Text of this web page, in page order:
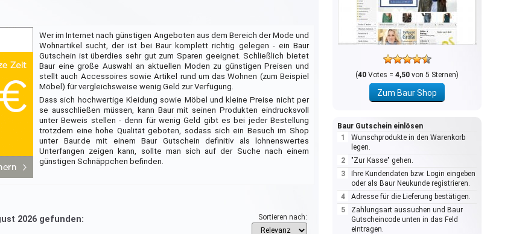
Wer im Internet nach günstigen Angeboten aus dem Bereich der Mode und
Wohnartikel sucht, der ist bei Baur komplett richtig gelegen - ein Baur
Gutschein ist überdies sehr gut zum Sparen geeignet. Schließlich bietet
Baur eine große Auswahl an aktuellen Moden zu günstigen Preisen und
stellt auch Accessoires sowie Artikel rund um das Wohnen (zum Beispiel
Möbel) für vergleichsweise wenig Geld zur Verfügung.
Dass sich hochwertige Kleidung sowie Möbel und kleine Preise nicht per
se ausschließen müssen, kann Baur mit seinen Produkten eindrucksvoll
unter Beweis stellen - denn für wenig Geld gibt es bei jeder Bestellung
trotzdem eine hohe Qualität geboten, sodass sich ein Besuch im Shop
unter Baur.de mit einem Baur Gutschein definitiv als lohnenswertes
Unterfangen zeigen kann, sollte man sich auf der Suche nach einem
günstigen Schnäppchen befinden.
2026 gefunden: Sortieren nach:
(40 Votes = 4,50 von 5 Sternen)
Zum Baur Shop
Baur Gutschein einlösen
Wunschprodukte in den Warenkorb
legen.
"Zur Kasse" gehen.
Ihre Kundendaten bzw. Login eingeben
oder als Baur Neukunde registrieren.
Adresse für die Lieferung bestätigen.
Zahlungsart aussuchen und Baur
Gutscheincode unten in das Feld
eintragen.